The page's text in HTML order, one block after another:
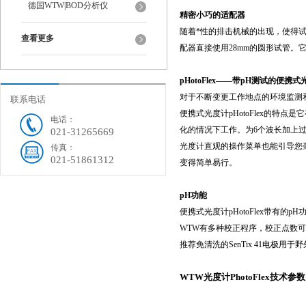
德国WTW|BOD分析仪
查看更多
联系电话
电话：
021-31265669
传真：
021-51861312
精密小巧的适配器
随着*性的排击机械的出现，使得
配器直接使用28mm的圆形试管。
pHotoFlex——带pH测试的便携式
对于不断变更工作地点的环境监
便携式光度计pHotoFlex的特点是
化的情况下工作。为6个波长加上
光度计直观的操作菜单也能引导
变得简单易行。
pH功能
便携式光度计pHotoFlex带有的pH
WTW有多种校正程序，校正点数
推荐免清洗的SenTix 41电极用于
WTW光度计PhotoFlex技术参数